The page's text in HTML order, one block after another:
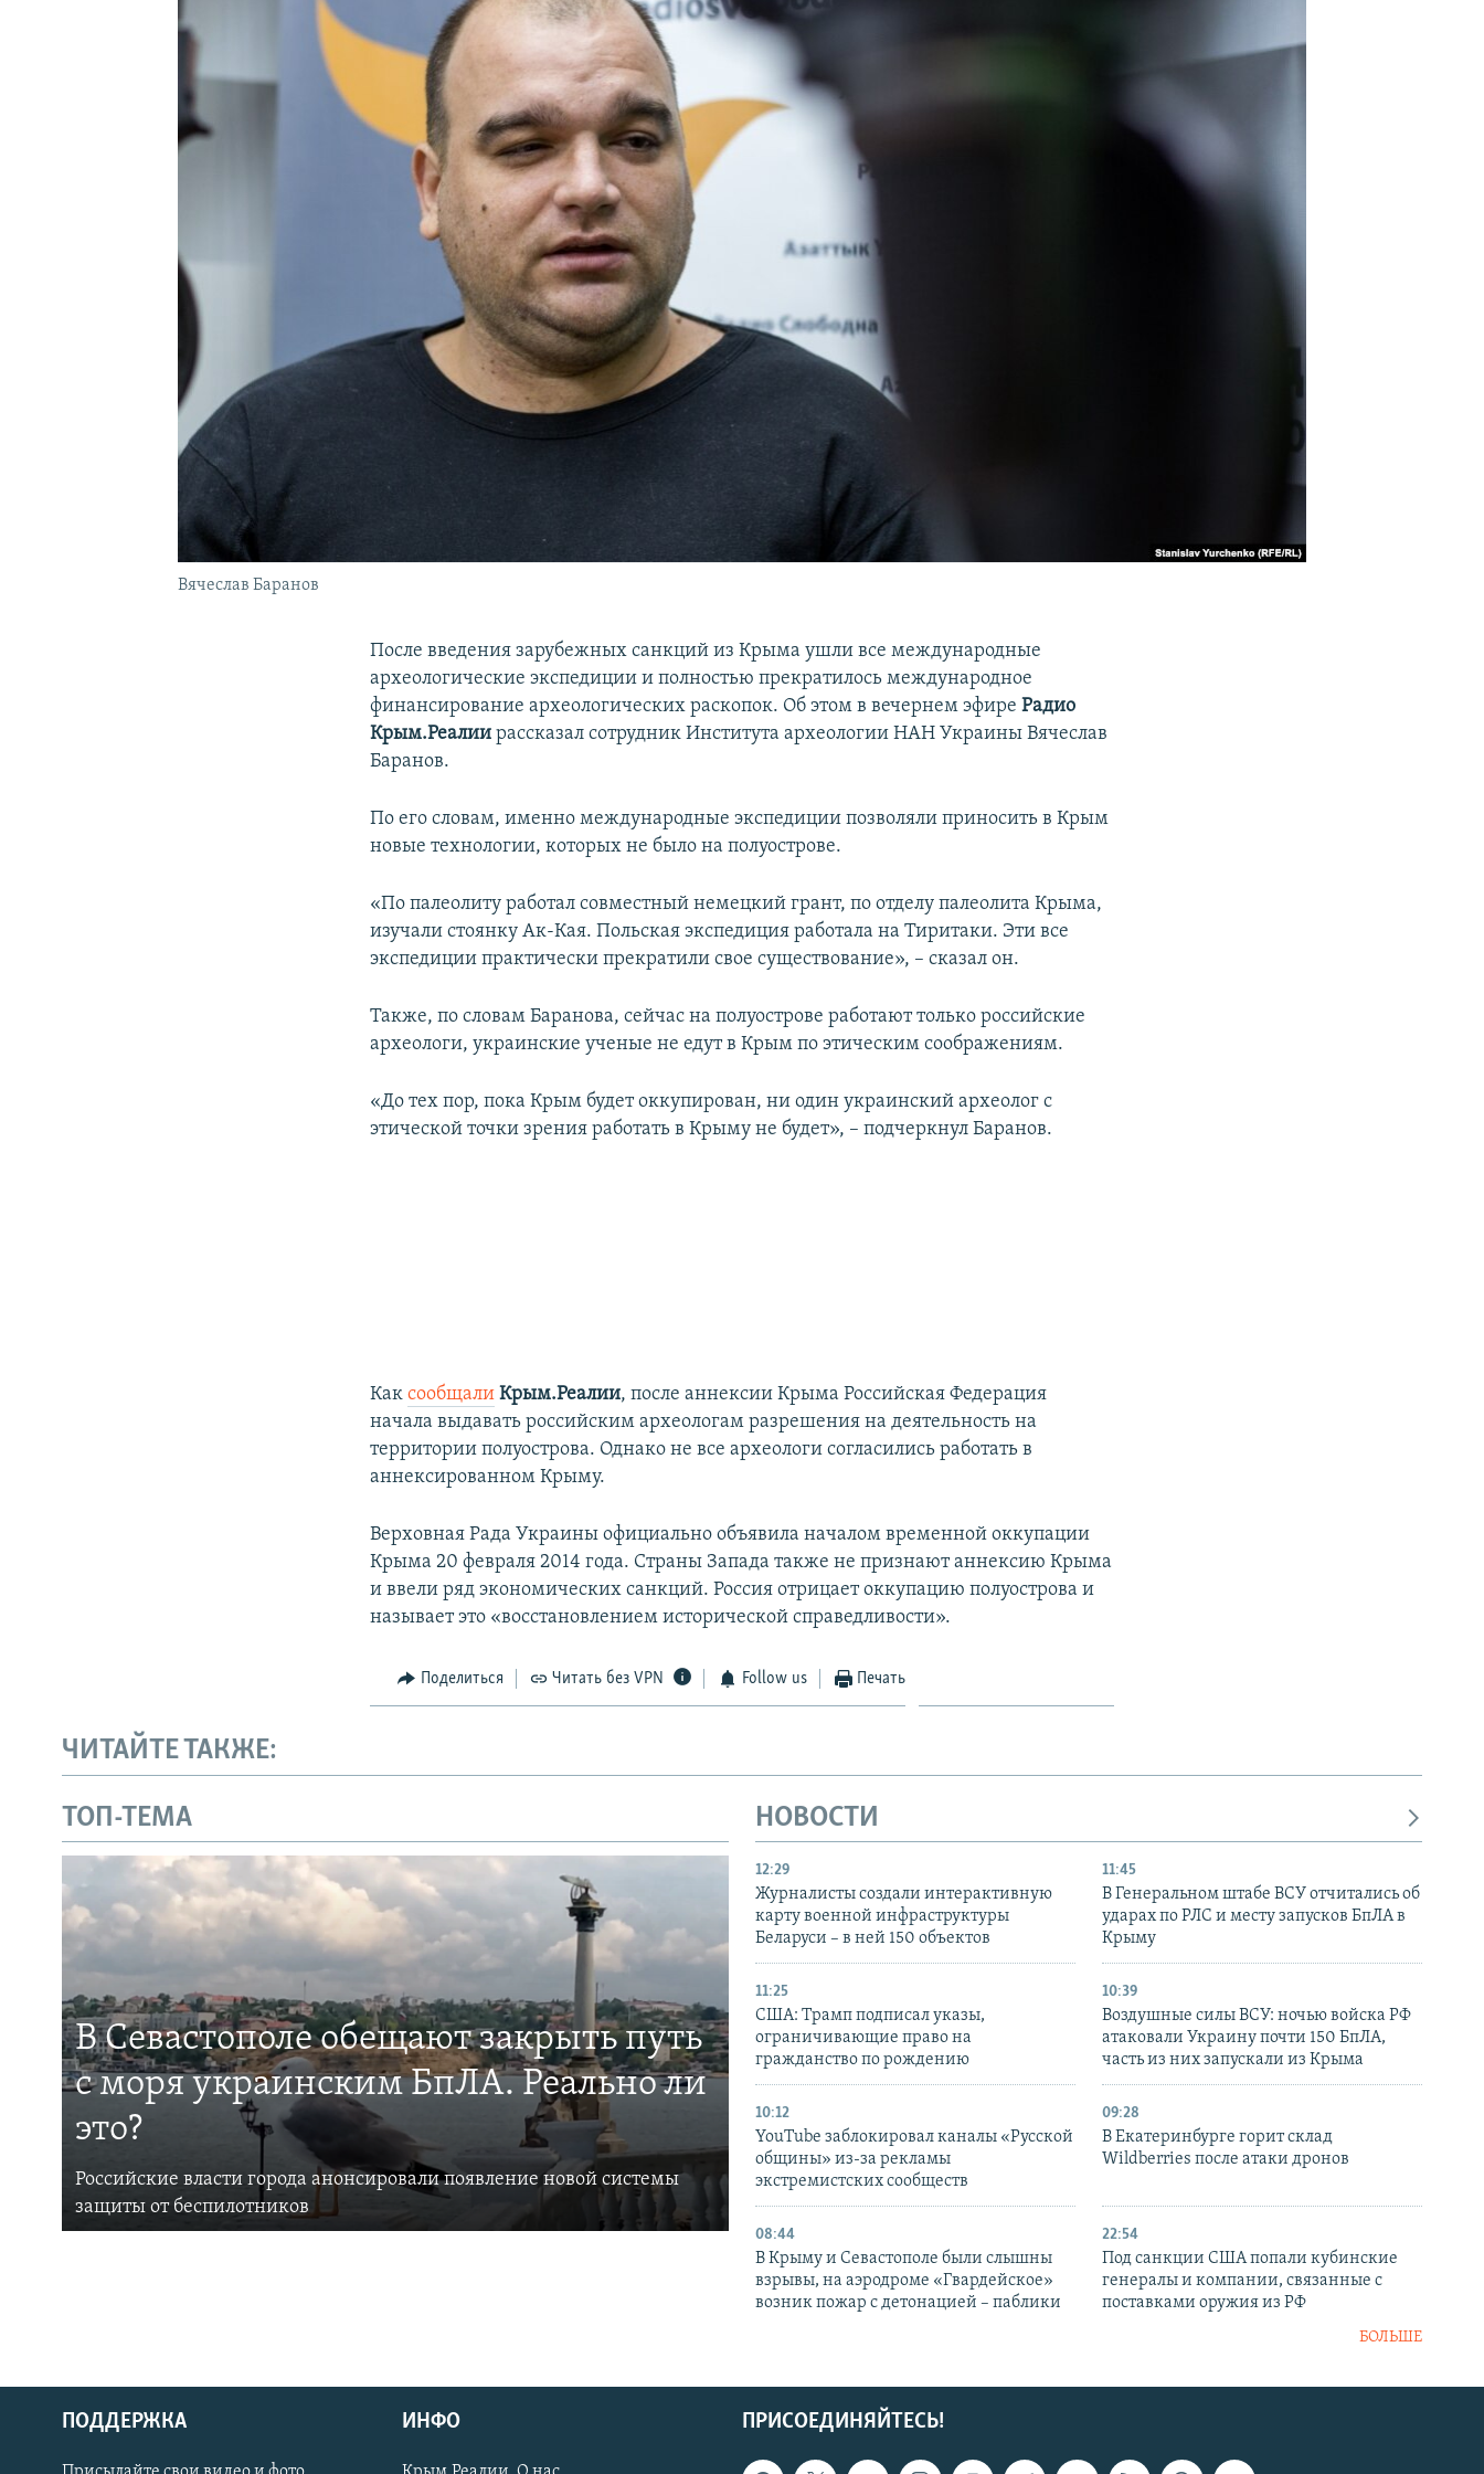
КРЫМ.НЕПОКОРЕННЫЙ
УКРАИНСКАЯ ПРОБЛЕМА КРЫМА
Українською
Вячеслав Баранов
После введения зарубежных санкций из Крыма ушли все международные
археологические экспедиции и полностью прекратилось международное
финансирование археологических раскопок. Об этом в вечернем эфиреРадио
Крым.Реалии рассказал сотрудник Института археологии НАН Украины Вячеслав
Баранов.
По его словам, именно международные экспедиции позволяли приносить в Крым
новые технологии, которых не было на полуострове.
«По палеолиту работал совместный немецкий грант, по отделу палеолита Крыма,
изучали стоянку Ак-Кая. Польская экспедиция работала на Тиритаки. Эти все
экспедиции практически прекратили свое существование», – сказал он.
Также, по словам Баранова, сейчас на полуострове работают только российские
археологи, украинские ученые не едут в Крым по этическим соображениям.
«До тех пор, пока Крым будет оккупирован, ни один украинский археолог с
этической точки зрения работать в Крыму не будет», – подчеркнул Баранов.
Каксообщали Крым.Реалии, после аннексии Крыма Российская Федерация
начала выдавать российским археологам разрешения на деятельность на
территории полуострова. Однако не все археологи согласились работать в
аннексированном Крыму.
Верховная Рада Украины официально объявила началом временной оккупации
Крыма 20 февраля 2014 года. Страны Запада также не признают аннексию Крыма
и ввели ряд экономических санкций. Россия отрицает оккупацию полуострова и
называет это «восстановлением исторической справедливости».
Поделиться Читать без VPN Follow us Печать
ЧИТАЙТЕ ТАКЖЕ:
ТОП-ТЕМА
В Севастополе обещают закрыть путь
с моря украинским БпЛА. Реально ли
это?
Российские власти города анонсировали появление новой системы
защиты от беспилотников
НОВОСТИ
12:29
Журналисты создали интерактивную
карту военной инфраструктуры
Беларуси – в ней 150 объектов
11:45
В Генеральном штабе ВСУ отчитались об
ударах по РЛС и месту запусков БпЛА в
Крыму
11:25
США: Трамп подписал указы,
ограничивающие право на
гражданство по рождению
10:39
Воздушные силы ВСУ: ночью войска РФ
атаковали Украину почти 150 БпЛА,
часть из них запускали из Крыма
10:12
YouTube заблокировал каналы «Русской
общины» из-за рекламы
экстремистских сообществ
09:28
В Екатеринбурге горит склад
Wildberries после атаки дронов
08:44
В Крыму и Севастополе были слышны
взрывы, на аэродроме «Гвардейское»
возник пожар с детонацией – паблики
22:54
Под санкции США попали кубинские
генералы и компании, связанные с
поставками оружия из РФ
БОЛЬШЕ
ПРИСОЕДИНЯЙТЕСЬ!
ПОДДЕРЖКА ИНФО